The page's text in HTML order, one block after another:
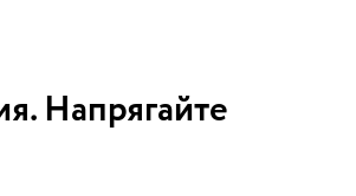
Напрягайте